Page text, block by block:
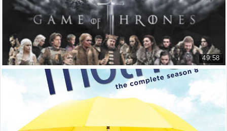
14.909 lượt xem
49:58
Cuộc Chiến Ngai Vàng - Phần 6
Game of Thrones - Season 6